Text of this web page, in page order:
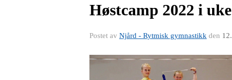
Høstcamp 2022 i
Postet av Njård - Rytmisk gymnastikk den